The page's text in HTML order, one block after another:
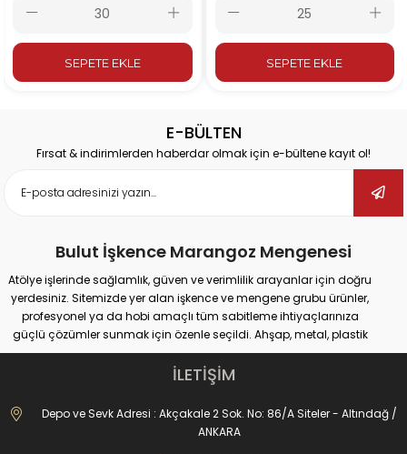
SEPETE EKLE SEPETE EKLE
E-BÜLTEN
Fırsat & indirimlerden haberdar olmak için e-bültene kayıt ol!
Bulut İşkence Marangoz Mengenesi
Atölye işlerinde sağlamlık, güven ve verimlilik arayanlar için doğru
yerdesiniz. Sitemizde yer alan işkence ve mengene grubu ürünler,
profesyonel ya da hobi amaçlı tüm sabitleme ihtiyaçlarınıza
güçlü çözümler sunmak için özenle seçildi. Ahşap, metal, plastik
gibi farklı yüzeylerde güvenli tutuş sağlayan ürünlerimiz;
marangozluk, kaynak, delme, montaj ve tamir gibi pek çok alanda
maksimum performans vadediyor.
İster büyük ölçekli sanayi tipi işler yapıyor olun, ister evde basit
onarımlar; doğru işkence ve mengeneyle hem iş güvenliğinizi
İLETİŞİM
Depo ve Sevk Adresi : Akçakale 2 Sok. No: 86/A Siteler - Altındağ /
ANKARA